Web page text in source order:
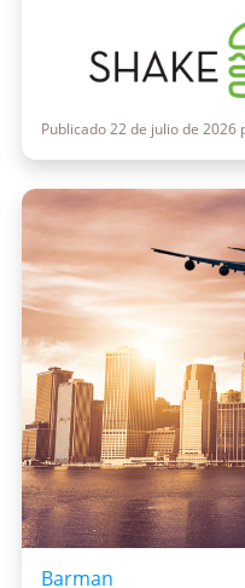
Publicado 22 de julio de
Barman